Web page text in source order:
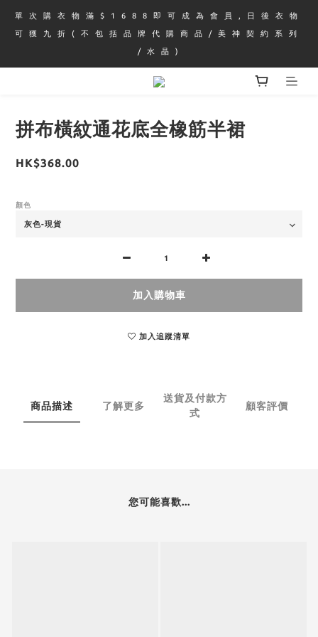
單 次 購 衣 物 滿 $ 1 6 8 8 即 可 成 為 會 員 , 日 後 衣 物
可 獲 九 折 ( 不 包 括 品 牌 代 購 商 品 / 美 神 契 約 系 列
/ 水 晶 )
拼布橫紋通花底全橡筋半裙
HK$368.00
顏色
加入購物車
加入追蹤清單
商品描述 了解更多
送貨及付款方
式
顧客評價
您可能喜歡...